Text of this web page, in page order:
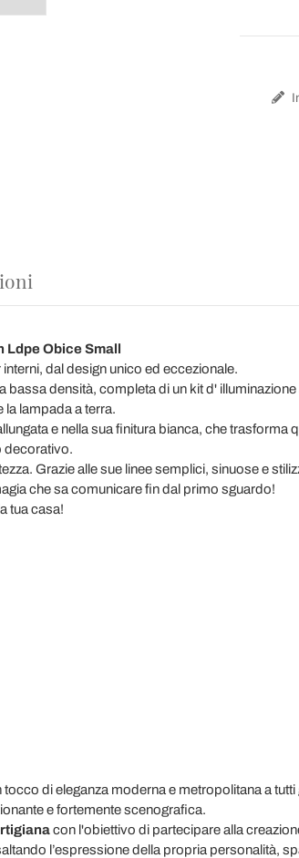
Ldpe Obice Small
dal design unico ed eccezionale.
bassa densità, completa di un kit d'
la lampada a terra.
e nella sua finitura bianca, che trasforma
decorativo.
Grazie alle sue linee semplici, sinuose e
che sa comunicare fin dal primo sguardo!
tua casa!
di eleganza moderna e metropolitana a tutti
e fortemente scenografica.
con l'obiettivo di partecipare alla
l’espressione della propria personalità,